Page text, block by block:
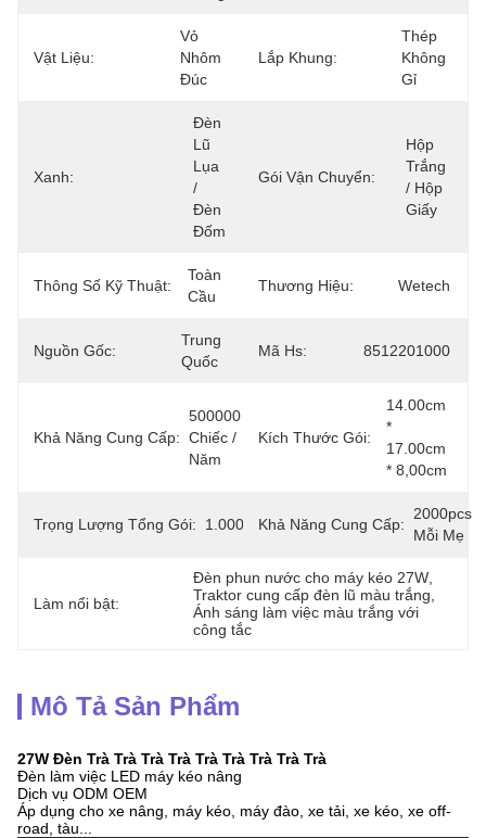
Vật Liệu:
Vỏ
Nhôm
Đúc
Lắp Khung:
Thép
Không
Gỉ
Xanh:
Đèn
Lũ
Lụa
/
Đèn
Đốm
Gói Vận Chuyển:
Hộp
Trắng
/ Hộp
Giấy
Thông Số Kỹ Thuật:
Toàn
Cầu
Thương Hiệu: Wetech
Nguồn Gốc:
Trung
Quốc
Mã Hs: 8512201000
Khả Năng Cung Cấp:
500000
Chiếc /
Năm
Kích Thước Gói:
14.00cm
*
17.00cm
* 8,00cm
Trọng Lượng Tổng Gói: 1.000kgKhả Năng Cung Cấp:
2000pcs
Mỗi Mẹ
Làm nổi bật:
Đèn phun nước cho máy kéo 27W
Traktor cung cấp đèn lũ màu trắng
Ánh sáng làm việc màu trắng với
công tắc
Mô Tả Sản Phẩm
27W Đèn Trà Trà Trà Trà Trà Trà Trà Trà Trà
Đèn làm việc LED máy kéo nâng
Dịch vụ ODM OEM
Áp dụng cho xe nâng, máy kéo, máy đào, xe tải, xe kéo, xe off-
road, tàu...